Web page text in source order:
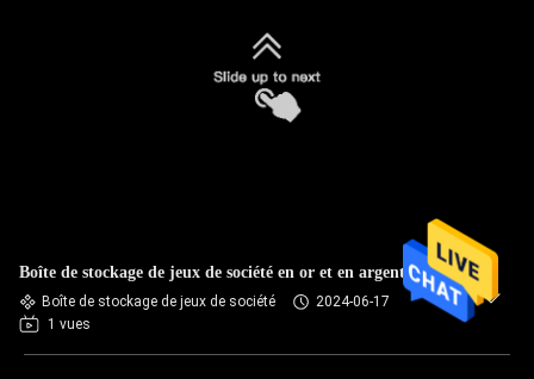
Boîte de stockage de jeux de société en or et en argent
Boîte de stockage de jeux de société
2024-06-17
1 vues